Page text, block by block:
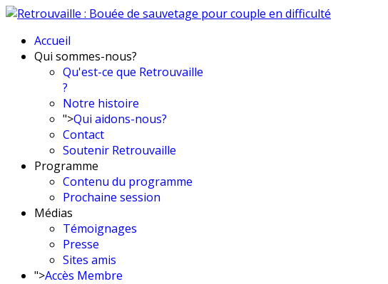
Accueil
Qui sommes-nous?
Qu'est-ce que Retrouvaille
?
Notre histoire
">Qui aidons-nous?
Contact
Soutenir Retrouvaille
Programme
Contenu du programme
Prochaine session
Médias
Témoignages
Presse
Sites amis
">Accès Membre